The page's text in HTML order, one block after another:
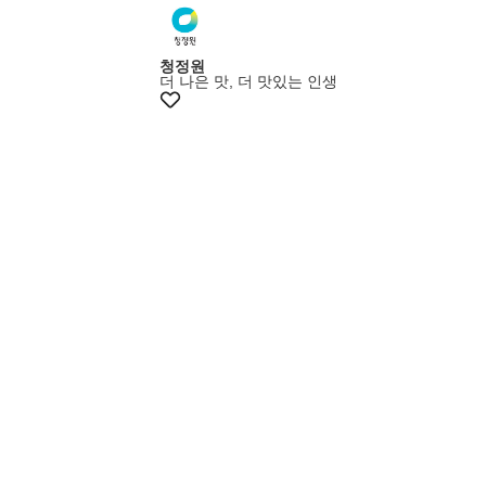
멤버스25%쿠폰
청정원
더 나은 맛, 더 맛있는 인생